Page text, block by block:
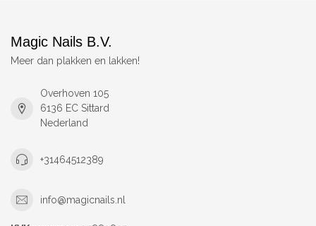
Magic Nails B.V.
Meer dan plakken en lakken!
Overhoven 105
6136 EC Sittard
Nederland
+31464512389
info@magicnails.nl